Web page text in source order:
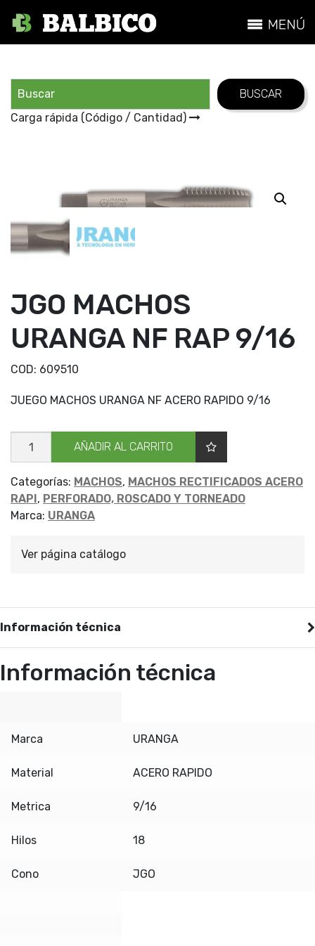
Carga rápida (Código / Cantidad)
JGO MACHOS
URANGA NF RAP 9/16
COD: 609510
JUEGO MACHOS URANGA NF ACERO RAPIDO 9/16
JGO
MACHOS
URANGA
RAP
9/16
cantidad
AÑADIR AL CARRITO
Categorías: MACHOS, MACHOS RECTIFICADOS ACERO
RAPI , PERFORADO, ROSCADO Y TORNEADO
Marca: URANGA
Ver página catálogo
Información técnica
Información técnica
Marca URANGA
Material ACERO RAPIDO
Metrica 9/16
Hilos 18
Cono JGO